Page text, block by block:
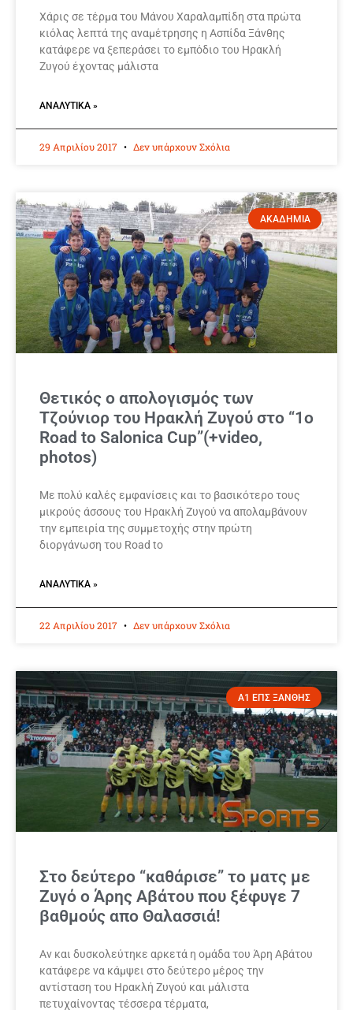
Χάρις σε τέρμα του Μάνου Χαραλαμπίδη στα πρώτα
κιόλας λεπτά της αναμέτρησης η Ασπίδα Ξάνθης
κατάφερε να ξεπεράσει το εμπόδιο του Ηρακλή
Ζυγού έχοντας μάλιστα
ΑΝΑΛΥΤΙΚΆ »
29 Απριλίου 2017 Δεν υπάρχουν Σχόλια
ΑΚΑΔΗΜΙΑ
Θετικός ο απολογισμός των
Τζούνιορ του Ηρακλή Ζυγού στο “1ο
Road to Salonica Cup”(+video,
photos)
Με πολύ καλές εμφανίσεις και το βασικότερο τους
μικρούς άσσους του Ηρακλή Ζυγού να απολαμβάνουν
την εμπειρία της συμμετοχής στην πρώτη
διοργάνωση του Road to
ΑΝΑΛΥΤΙΚΆ »
22 Απριλίου 2017 Δεν υπάρχουν Σχόλια
Α1 ΕΠΣ ΞΑΝΘΗΣ
Στο δεύτερο “καθάρισε” το ματς με
Ζυγό ο Άρης Αβάτου που ξέφυγε 7
βαθμούς απο Θαλασσιά!
Αν και δυσκολεύτηκε αρκετά η ομάδα του Άρη Αβάτου
κατάφερε να κάμψει στο δεύτερο μέρος την
αντίσταση του Ηρακλή Ζυγού και μάλιστα
πετυχαίνοντας τέσσερα τέρματα,